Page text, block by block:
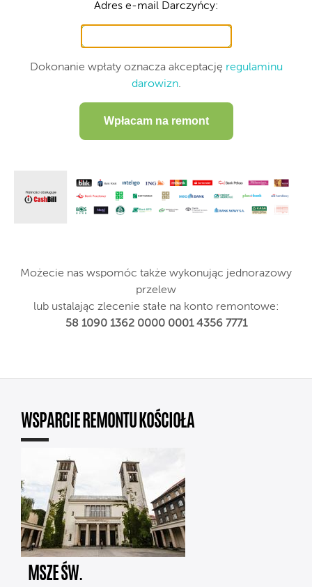
Adres e-mail Darczyńcy:
Dokonanie wpłaty oznacza akceptację regulaminu
darowizn.
Wpłacam na remont
Możecie nas wspomóc także wykonując jednorazowy
przelew
lub ustalając zlecenie stałe na konto remontowe:
58 1090 1362 0000 0001 4356 7771
WSPARCIE REMONTU KOŚCIOŁA
MSZE ŚW.